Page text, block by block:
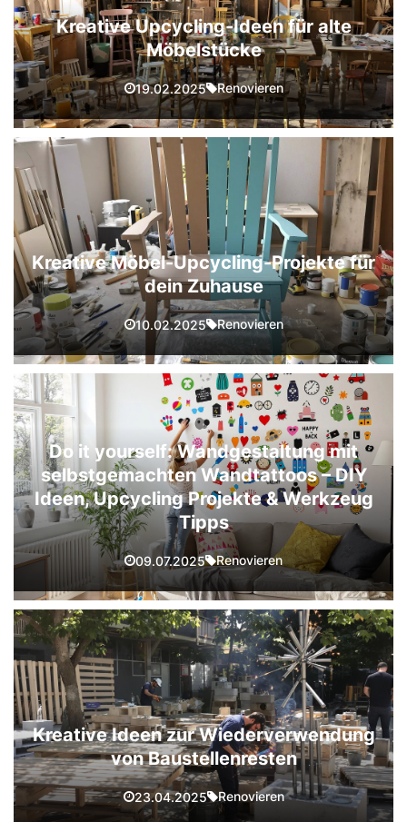
Kreative Upcycling-Ideen für alte
Möbelstücke
19.02.2025 Renovieren
Kreative Möbel-Upcycling-Projekte für
dein Zuhause
10.02.2025 Renovieren
Do it yourself: Wandgestaltung mit
selbstgemachten Wandtattoos – DIY
Ideen, Upcycling Projekte & Werkzeug
Tipps
09.07.2025 Renovieren
Kreative Ideen zur Wiederverwendung
von Baustellenresten
23.04.2025 Renovieren